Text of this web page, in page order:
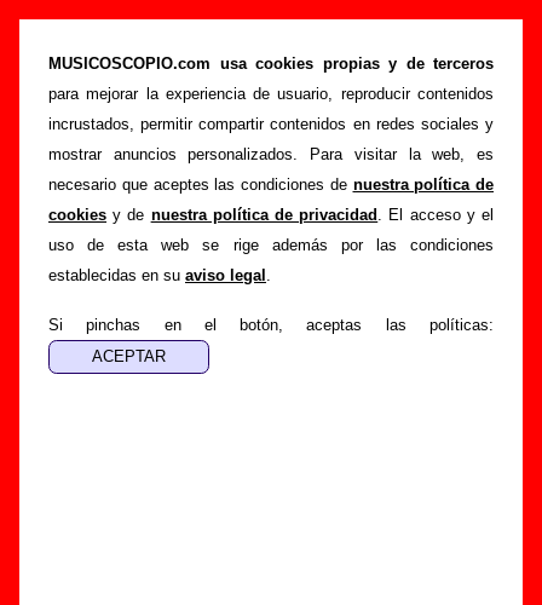
MUSICOSCOPIO.com usa cookies propias y de terceros
para mejorar la experiencia de usuario, reproducir contenidos
incrustados, permitir compartir contenidos en redes sociales y
mostrar anuncios personalizados. Para visitar la web, es
necesario que aceptes las condiciones de nuestra política de
cookies y de nuestra política de privacidad . El acceso y el
uso de esta web se rige además por las condiciones
establecidas en su aviso legal .
Si pinchas en el botón, aceptas las políticas:
“Sandra”, canción de Una Sonrisa Terrible
(Letra e información)
Portada >Una Sonrisa Terrible >Canciones >Sandra
Esta página pretende recopilar todo tipo de información
sobre lacanción "Sandra" interpretada porUna Sonrisa
Terrible. Además de su letra, también aparecerá información
sobre el autor o los autores, sobre los discos en los que está
incluido este tema, sobre la grabación del mismo, sobre
tienes información adicional, puedes ayudar acompletar
esta información.